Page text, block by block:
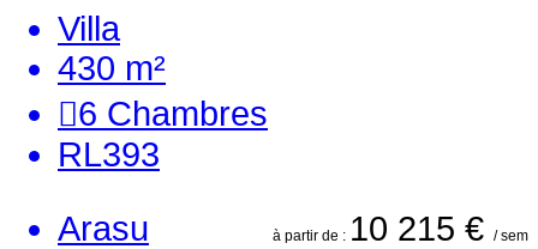
Villa
430 m²
6 Chambres
RL393
à partir de : 10 215 € / sem
Arasu